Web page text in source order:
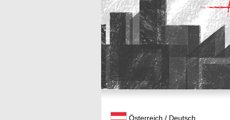
Österreich / Deutsch